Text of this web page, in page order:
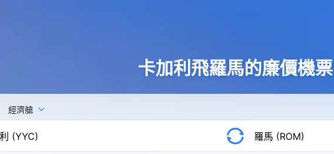
卡加利飛羅馬的廉價機票
經濟艙